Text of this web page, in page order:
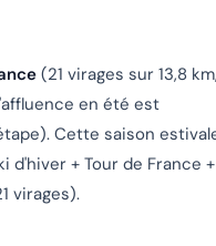
(21 virages sur 13,8 km,
en été est
Cette saison
+ Tour de France +
virages).